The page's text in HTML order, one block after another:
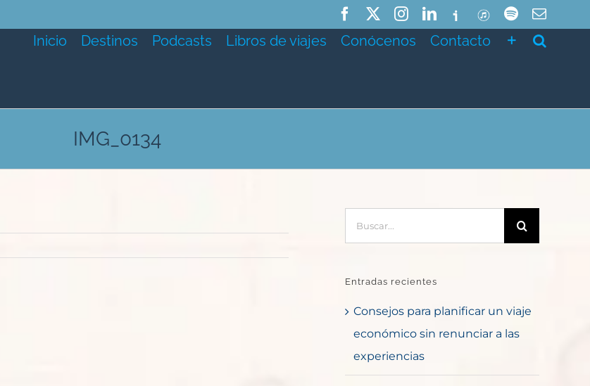
FacebookInstagramLinkedIn
IvooxITunesSpotifyCorreo
Inicio Destinos Podcasts Libros de viajes Conócenos Contacto
IMG_0134
Entradas recientes
Consejos para planificar un viaje
económico sin renunciar a las
experiencias